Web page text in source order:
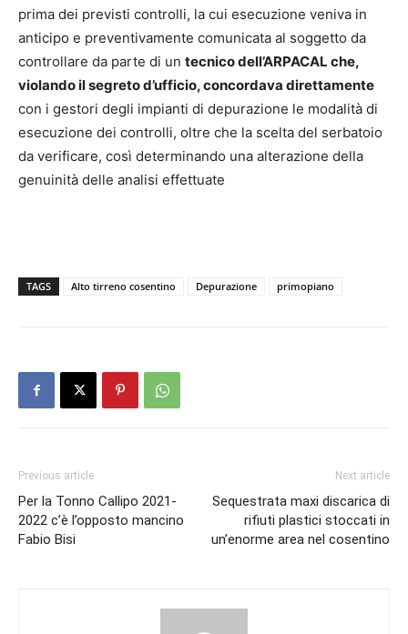
prima dei previsti controlli, la cui esecuzione veniva in
anticipo e preventivamente comunicata al soggetto da
controllare da parte di un tecnico dell’ARPACAL che,
violando il segreto d’ufficio, concordava direttamente
con i gestori degli impianti di depurazione le modalità di
esecuzione dei controlli, oltre che la scelta del serbatoio
da verificare, così determinando una alterazione della
genuinità delle analisi effettuate
TAGS Alto tirreno cosentino Depurazione primopiano
Previous article
Per la Tonno Callipo 2021-
2022 c’è l’opposto mancino
Fabio Bisi
Next article
Sequestrata maxi discarica di
rifiuti plastici stoccati in
un’enorme area nel cosentino